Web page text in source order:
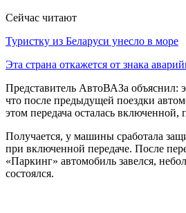
Сейчас читают
Туристку из Беларуси унесло в море
Эта страна откажется от знака
Представитель АвтоВАЗа объяснил:
что после предыдущей поездки
этом передача осталась
Получается, у машины сработала
при включенной передаче. После
«Паркинг» автомобиль завелся,
состоялся.